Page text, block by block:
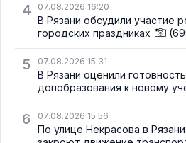
4 07.08.2026 16:20
В Рязани обсудили участие
городских праздниках
5 07.08.2026 15:31
В Рязани оценили
допобразования к новому
6 07.08.2026 15:56
По улице Некрасова в